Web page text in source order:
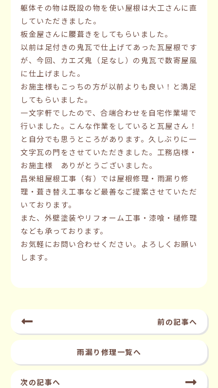
躯体その物は既設の物を使い屋根は大工さんに直
していただきました。
板金屋さんに腰葺きをしてもらいました。
以前は足付きの鬼瓦で仕上げてあった瓦屋根です
が、今回、カエズ鬼（足なし）の鬼瓦で数寄屋風
に仕上げました。
お施主様もこっちの方が以前よりも良い！と満足
してもらいました。
一文字軒でしたので、合端合わせを自宅作業場で
行いました。こんな作業をしていると瓦屋さん！
と自分でも思うところがあります。久しぶりに一
文字瓦の門をさせていただきました。工務店様・
お施主様 ありがとうございました。
昌栄組屋根工事（有）では屋根修理・雨漏り修
理・葺き替え工事など最善なご提案させていただ
いております。
また、外壁塗装やリフォーム工事・漆喰・樋修理
なども承っております。
お気軽にお問い合わせください。よろしくお願い
します。
前の記事へ
雨漏り修理一覧へ
次の記事へ